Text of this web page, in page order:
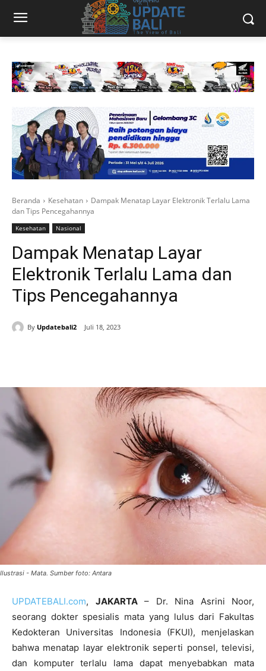
Beranda Kesehatan
Dampak Menatap Layar Elektronik Terlalu Lama
dan Tips Pencegahannya
Kesehatan Nasional
Dampak Menatap Layar
Elektronik Terlalu Lama dan
Tips Pencegahannya
By Updatebali2 Juli 18, 2023
Ilustrasi - Mata. Sumber foto: Antara
UPDATEBALI.com, JAKARTA– Dr. Nina Asrini Noor,
seorang dokter spesialis mata yang lulus dari Fakultas
Kedokteran Universitas Indonesia (FKUI), menjelaskan
bahwa menatap layar elektronik seperti ponsel, televisi,
dan komputer terlalu lama dapat menyebabkan mata